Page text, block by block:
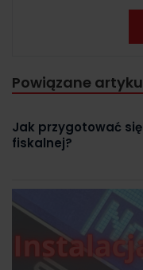
Powiązane
Jak przygotować
fiskalnej?